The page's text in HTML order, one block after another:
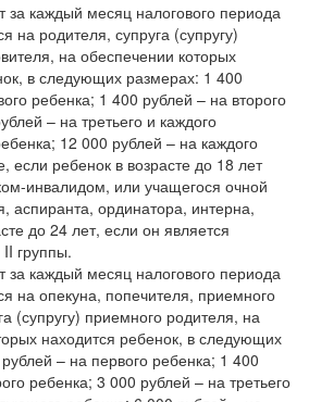
за каждый месяц налогового периода
на родителя, супруга (супругу)
на обеспечении которых
в следующих размерах: 1 400
ребенка; 1 400 рублей – на второго
– на третьего и каждого
12 000 рублей – на каждого
если ребенок в возрасте до 18 лет
инвалидом, или учащегося очной
аспиранта, ординатора, интерна,
до 24 лет, если он является
группы.
за каждый месяц налогового периода
на опекуна, попечителя, приемного
(супругу) приемного родителя, на
находится ребенок, в следующих
– на первого ребенка; 1 400
ребенка; 3 000 рублей – на третьего